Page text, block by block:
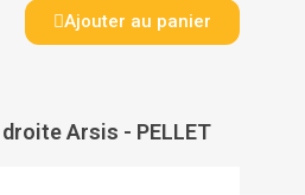
Ajouter au panier
Arsis - PELLET